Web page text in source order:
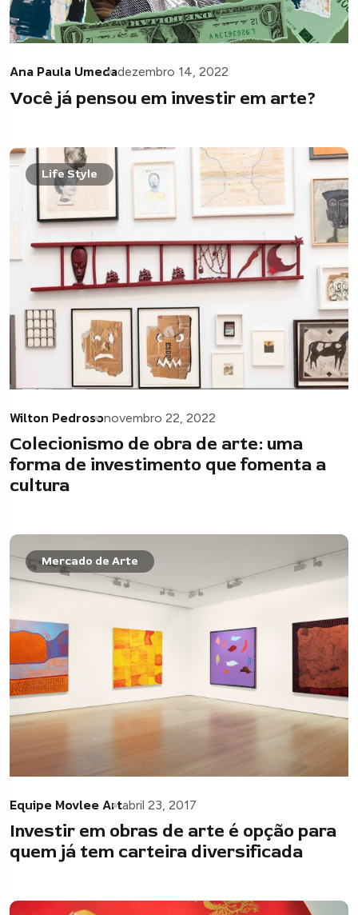
Ana Paula Umedadezembro 14, 2022
Você já pensou em investir em arte?
Life Style
Wilton Pedrosonovembro 22, 2022
Colecionismo de obra de arte: uma
forma de investimento que fomenta a
cultura
Mercado de Arte
Equipe Movlee Artabril 23, 2017
Investir em obras de arte é opção para
quem já tem carteira diversificada